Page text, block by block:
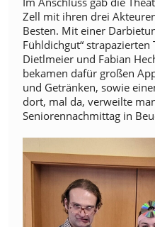
Zell mit ihren drei
Besten. Mit einer
Fühldichgut“ strapazierten
Dietlmeier und Fabian
bekamen dafür großen
und Getränken, sowie
dort, mal da, verweilte
Seniorennachmittag in